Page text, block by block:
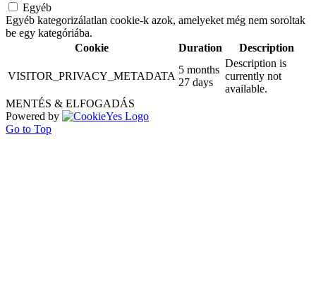
Egyéb
Egyéb kategorizálatlan cookie-k azok, amelyeket még nem soroltak
be egy kategóriába.
Cookie
Duration Description
VISITOR_PRIVACY_METADATA
5 months
27 days
Description is
currently not
available.
MENTÉS & ELFOGADÁS
Powered by
Go to Top